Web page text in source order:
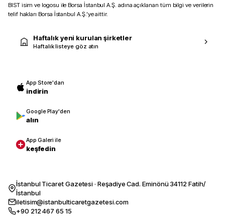
BIST isim ve logosu ile Borsa İstanbul A.Ş. adına açıklanan tüm bilgi ve verilerin
telif hakları Borsa İstanbul A.Ş.’ye aittir.
Haftalık yeni kurulan şirketler
Haftalık listeye göz atın
App Store'dan
indirin
Google Play'den
alın
App Galeri ile
keşfedin
İstanbul Ticaret Gazetesi · Reşadiye Cad. Eminönü 34112 Fatih/
İstanbul
iletisim@istanbulticaretgazetesi.com
+90 212 467 65 15